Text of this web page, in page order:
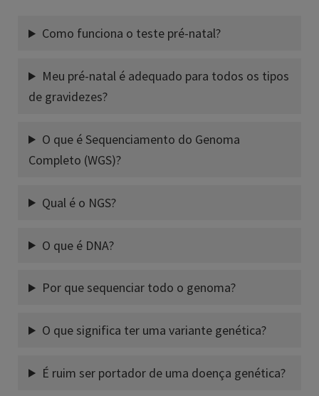
Como funciona o teste pré-natal?
Meu pré-natal é adequado para todos os tipos
de gravidezes?
O que é Sequenciamento do Genoma
Completo (WGS)?
Qual é o NGS?
O que é DNA?
Por que sequenciar todo o genoma?
O que significa ter uma variante genética?
É ruim ser portador de uma doença genética?